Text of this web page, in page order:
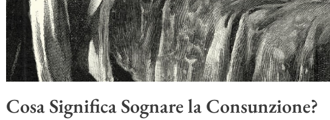
Cosa Significa Sognare la Consunzione?